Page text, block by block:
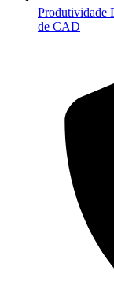
Produtividade
de CAD